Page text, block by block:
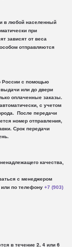
в любой населенный
при
зависят от веса
отправляются
России с помощью
или до двери
оплаченные заказы.
с учетом
После передачи
номер отправления,
Срок передачи
качества,
с менеджером
по телефону +7 (903)
в течение 2, 4 или 6